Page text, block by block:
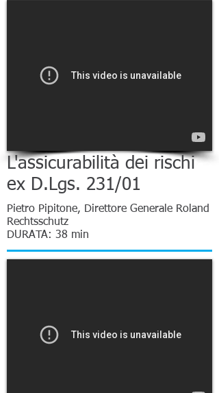
L'assicurabilità dei rischi
ex D.Lgs. 231/01
Pietro Pipitone, Direttore Generale Roland
Rechtsschutz
DURATA: 38 min